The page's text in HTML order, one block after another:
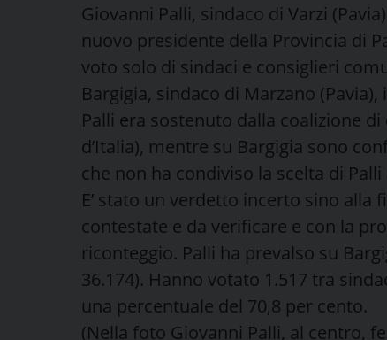
Giovanni Palli, sindaco di Varzi
nuovo presidente della Provincia di
voto solo di sindaci e consiglieri
Bargigia, sindaco di Marzano
Palli era sostenuto dalla coalizione
d’Italia), mentre su Bargigia sono
che non ha condiviso la scelta di
E’ stato un verdetto incerto sino
contestate e da verificare e con la
riconteggio. Palli ha prevalso su
36.174). Hanno votato 1.517 tra
una percentuale del 70,8 per cento.
(Nella foto Giovanni Palli, al centro,